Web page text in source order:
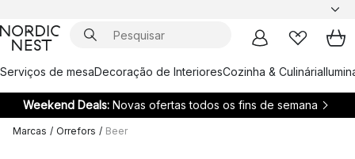
Serviços de mesaDecoração de InterioresCozinha & Culinária
Weekend Deals: Novas ofertas todos os fins de semana
Marcas / Orrefors / Beer